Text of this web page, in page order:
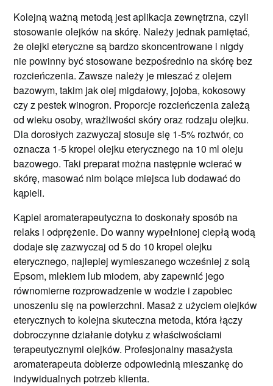
Kolejną ważną metodą jest aplikacja zewnętrzna, czyli
stosowanie olejków na skórę. Należy jednak pamiętać,
że olejki eteryczne są bardzo skoncentrowane i nigdy
nie powinny być stosowane bezpośrednio na skórę bez
rozcieńczenia. Zawsze należy je mieszać z olejem
bazowym, takim jak olej migdałowy, jojoba, kokosowy
czy z pestek winogron. Proporcje rozcieńczenia zależą
od wieku osoby, wrażliwości skóry oraz rodzaju olejku.
Dla dorosłych zazwyczaj stosuje się 1-5% roztwór, co
oznacza 1-5 kropel olejku eterycznego na 10 ml oleju
bazowego. Taki preparat można następnie wcierać w
skórę, masować nim bolące miejsca lub dodawać do
kąpieli.
Kąpiel aromaterapeutyczna to doskonały sposób na
relaks i odprężenie. Do wanny wypełnionej ciepłą wodą
dodaje się zazwyczaj od 5 do 10 kropel olejku
eterycznego, najlepiej wymieszanego wcześniej z solą
Epsom, mlekiem lub miodem, aby zapewnić jego
równomierne rozprowadzenie w wodzie i zapobiec
unoszeniu się na powierzchni. Masaż z użyciem olejków
eterycznych to kolejna skuteczna metoda, która łączy
dobroczynne działanie dotyku z właściwościami
terapeutycznymi olejków. Profesjonalny masażysta
aromaterapeuta dobierze odpowiednią mieszankę do
indywidualnych potrzeb klienta.